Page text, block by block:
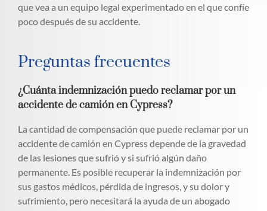
que vea a un equipo legal experimentado en el que confíe
poco después de su accidente.
Preguntas frecuentes
¿Cuánta indemnización puedo reclamar por un
accidente de camión en Cypress?
La cantidad de compensación que puede reclamar por un
accidente de camión en Cypress depende de la gravedad
de las lesiones que sufrió y si sufrió algún daño
permanente. Es posible recuperar la indemnización por
sus gastos médicos, pérdida de ingresos, y su dolor y
sufrimiento, pero necesitará la ayuda de un abogado